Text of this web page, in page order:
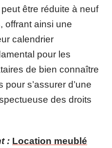
être réduite à neuf
offrant ainsi une
calendrier
pour les
de bien connaître
s’assurer d’une
des droits
: Location meublé